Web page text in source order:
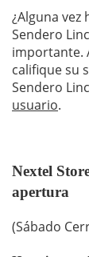
¿Alguna vez
Sendero
importante.
califique su
Sendero
usuario.
Nextel
apertura
(Sábado